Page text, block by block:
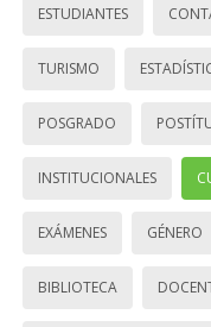
ESTUDIANTES
TURISMO
POSGRADO
INSTITUCIONALES
EXÁMENES GÉNERO
BIBLIOTECA